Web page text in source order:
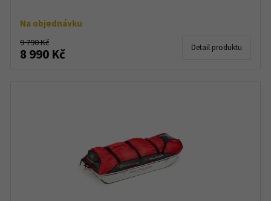
Na objednávku
9 790 Kč
8 990 Kč Detail produktu